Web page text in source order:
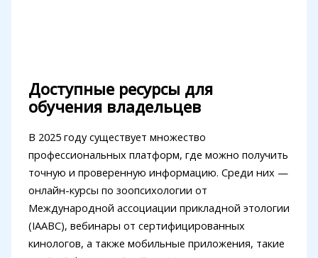
Доступные ресурсы для
обучения владельцев
В 2025 году существует множество
профессиональных платформ, где можно получить
точную и проверенную информацию. Среди них —
онлайн-курсы по зоопсихологии от
Международной ассоциации прикладной этологии
(IAABC), вебинары от сертифицированных
кинологов, а также мобильные приложения, такие